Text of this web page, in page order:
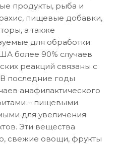
продукты, рыба и
пищевые добавки,
а также
для обработки
более 90% случаев
реакций связаны с
последние годы
анафилактического
– пищевыми
для увеличения
Эти вещества
свежие овощи, фрукты